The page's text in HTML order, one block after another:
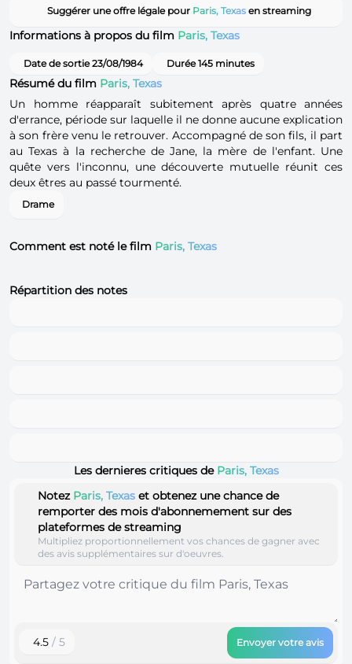
Suggérer une offre légale pour Paris, Texas en streaming
Informations à propos du film Paris, Texas
Date de sortie 23/08/1984 Durée 145 minutes
Résumé du film Paris, Texas
Un homme réapparaît subitement après quatre années
d'errance, période sur laquelle il ne donne aucune explication
à son frère venu le retrouver. Accompagné de son fils, il part
au Texas à la recherche de Jane, la mère de l'enfant. Une
quête vers l'inconnu, une découverte mutuelle réunit ces
deux êtres au passé tourmenté.
Drame
Comment est noté le film Paris, Texas
Répartition des notes
Les dernieres critiques de Paris, Texas
Notez Paris, Texas et obtenez une chance de
remporter des mois d'abonnemement sur des
plateformes de streaming
Multipliez proportionnellement vos chances de gagner avec
des avis supplémentaires sur d'oeuvres.
4.5 / 5 Envoyer votre avis